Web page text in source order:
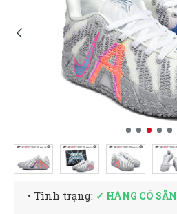
• Tình trạng: ✓ HÀNG CÓ SẴN